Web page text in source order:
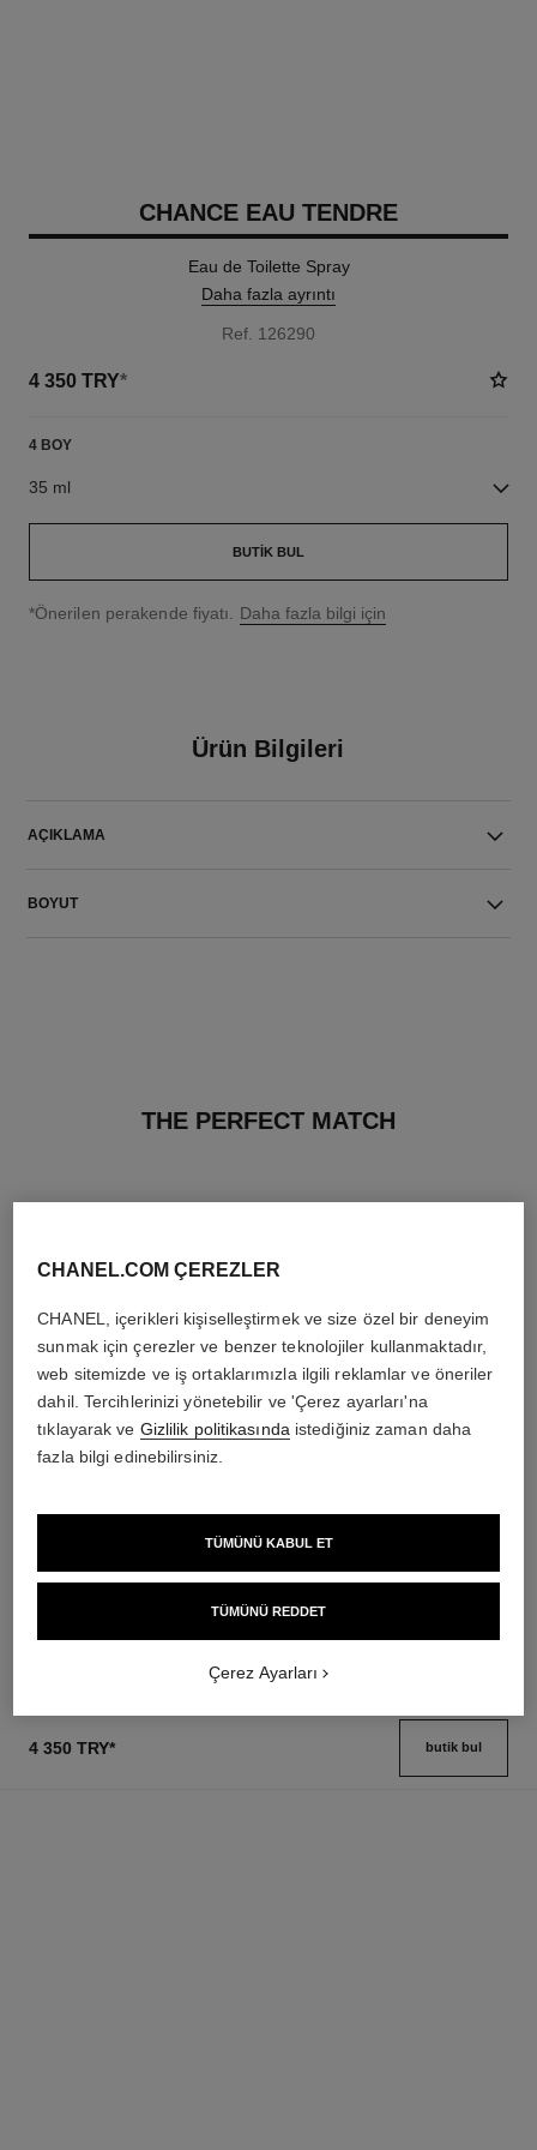
CHANCE EAU TENDRE
Eau de Toilette Spray
Daha fazla ayrıntı
Ref. 126290
4 350 TRY*
4 BOY
35 ml
BUTIK BUL
↩
*Önerilen perakende fiyatı. Daha fazla bilgi için
Ürün Bilgileri
AÇIKLAMA
BOYUT
THE PERFECT MATCH
Tek Dokunuşta Parlaklik, Renk,
Yoğunluk
Eau de Parfum Spray
Ref. 126260
en düşük fiyat
4 350 TRY* butik bul
CHANEL.COM ÇEREZLER
CHANEL, içerikleri kişiselleştirmek ve size özel bir deneyim
sunmak için çerezler ve benzer teknolojiler kullanmaktadır,
web sitemizde ve iş ortaklarımızla ilgili reklamlar ve öneriler
dahil. Tercihlerinizi yönetebilir ve 'Çerez ayarları'na
tıklayarak ve Gizlilik politikasında istediğiniz zaman daha
fazla bilgi edinebilirsiniz.
TÜMÜNÜ REDDET
TÜMÜNÜ KABUL ET
Çerez Ayarları